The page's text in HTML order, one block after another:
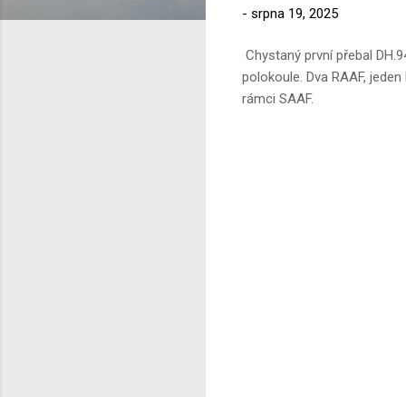
- srpna 19, 2025
Chystaný první přebal
polokoule. Dva RAAF,
rámci SAAF.